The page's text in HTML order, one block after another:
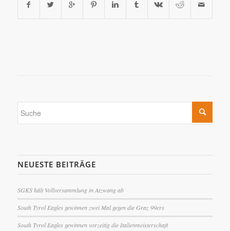
NEUESTE BEITRÄGE
SGKS hält Vollversammlung in Atzwang ab
South Tyrol Eagles gewinnen zwei Mal gegen die Graz 99ers
South Tyrol Eagles gewinnen vorzeitig die Italienmeisterschaft